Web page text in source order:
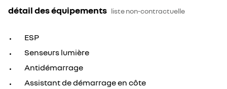
détail des équipements liste non-contractuelle
ESP
Senseurs lumière
Antidémarrage
Assistant de démarrage en côte